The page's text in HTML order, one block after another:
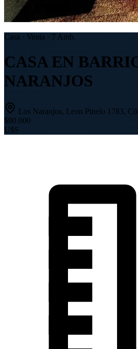
Casa · Venta · 7 Amb.
CASA EN
NARANJOS
Los Naranjos, Leon Pinelo 1783,
$80.000
U$S